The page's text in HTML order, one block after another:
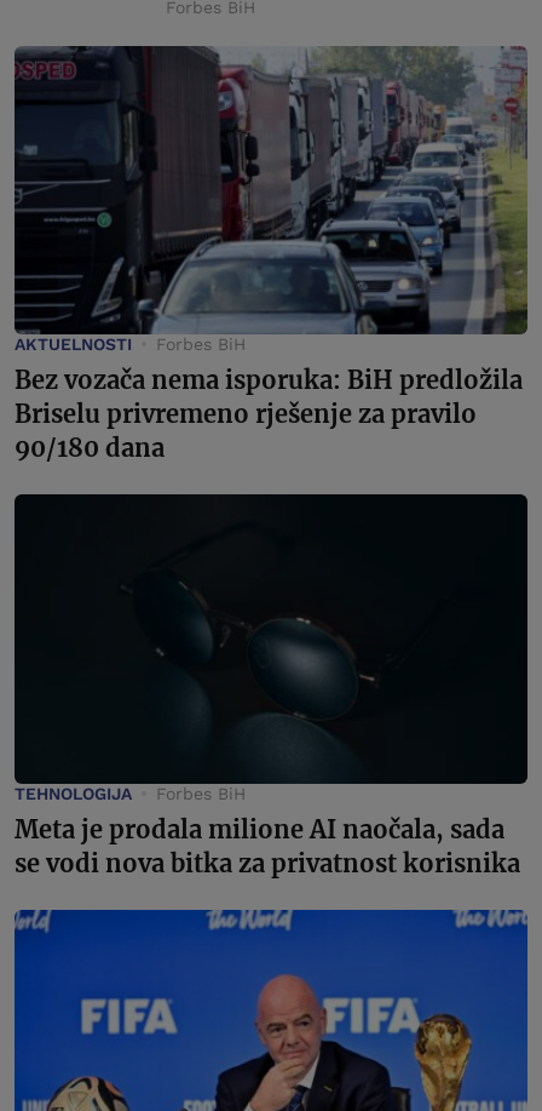
Forbes BiH
AKTUELNOSTI Forbes BiH
Bez vozača nema isporuka: BiH predložila
Briselu privremeno rješenje za pravilo
90/180 dana
TEHNOLOGIJA Forbes BiH
Meta je prodala milione AI naočala, sada
se vodi nova bitka za privatnost korisnika